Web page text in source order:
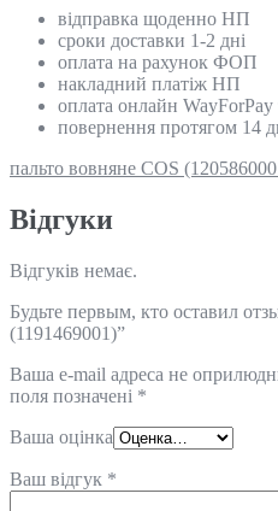
відправка щоденно НП
сроки доставки 1-2 дні
оплата на рахунок ФОП
накладний платіж НП
оплата онлайн
повернення протягом 14
пальто вовняне COS
Відгуки
Відгуків немає.
Будьте первым, кто оставил
(1191469001)”
Ваша e-mail адреса не
поля позначені *
Ваша оцінка
Ваш відгук *